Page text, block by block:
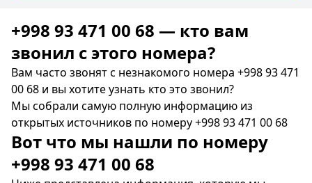
+998 93 471 00 68 — кто вам
звонил c этого номера?
Вам часто звонят с незнакомого номера +998 93 471
00 68 и вы хотите узнать кто это звонил?
Мы собрали самую полную информацию из
открытых источников по номеру +998 93 471 00 68
Вот что мы нашли по номеру
+998 93 471 00 68